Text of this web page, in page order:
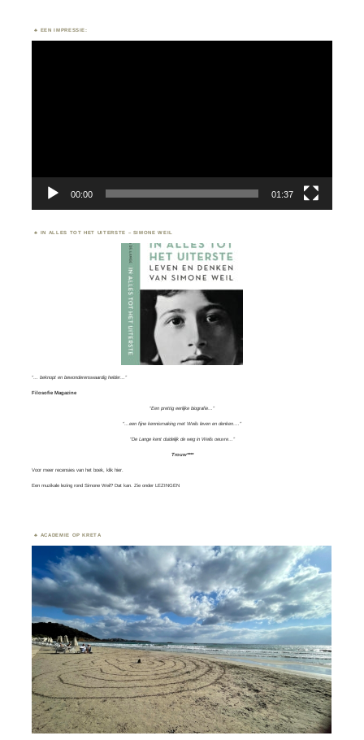
EEN IMPRESSIE:
Videospeler
00:00 01:37
IN ALLES TOT HET UITERSTE – SIMONE WEIL
“… beknopt en bewonderenswaardig helder…”
Filosofie Magazine
“Een prettig eerlijke biografie…”
“…een fijne kennismaking met Weils leven en denken….”
“De Lange kent duidelijk de weg in Weils oeuvre…”
Trouw****
Voor meer recensies van het boek, klik hier.
Een muzikale lezing rond Simone Weil? Dat kan. Zie onderLEZINGEN
ACADEMIE OP KRETA